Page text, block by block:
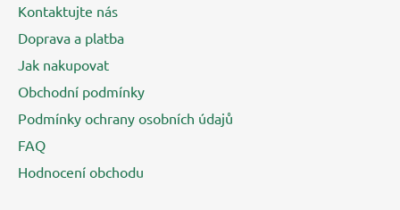
Kontaktujte nás
Doprava a platba
Jak nakupovat
Obchodní podmínky
Podmínky ochrany osobních údajů
FAQ
Hodnocení obchodu